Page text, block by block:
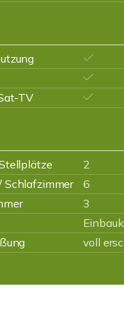
TV
2
Schlafzimmer
6
3
voll